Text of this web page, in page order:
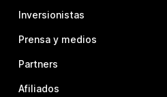
Inversionistas
Prensa y medios
Partners
Afiliados